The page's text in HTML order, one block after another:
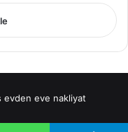
evden eve nakliyat